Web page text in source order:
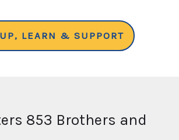
LEARN & SUPPORT
853 Brothers and